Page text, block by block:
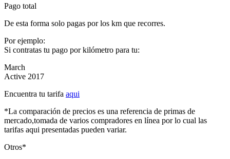
Pago total
De esta forma solo pagas por los km que recorres.
Por ejemplo:
Si contratas tu pago por kilómetro para tu:
March
Active 2017
Encuentra tu tarifa aqui
*La comparación de precios es una referencia de primas de
mercado,tomada de varios compradores en línea por lo cual las
tarifas aqui presentadas pueden variar.
Otros*